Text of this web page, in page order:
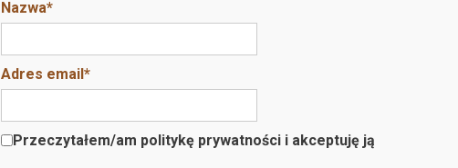
Nazwa*
Adres email*
Przeczytałem/am politykę prywatności i akceptuję ją